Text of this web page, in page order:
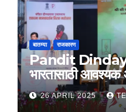
बातम्या राजकारण
Pandit
भारतासाठी आवश्यक
– राज्यपाल सी. पी.
26 APRIL 2025